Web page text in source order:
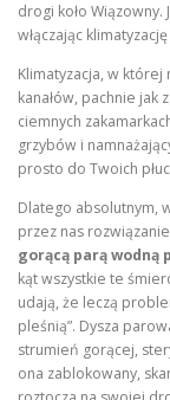
drogi koło
włączając
Klimatyzacja, w
kanałów, pachnie jak
ciemnych
grzybów i
prosto do Twoich
Dlatego absolutnym,
przez nas
gorącą parą wodną
kąt wszystkie te
udają, że leczą
pleśnią”. Dysza
strumień gorącej,
ona zablokowany,